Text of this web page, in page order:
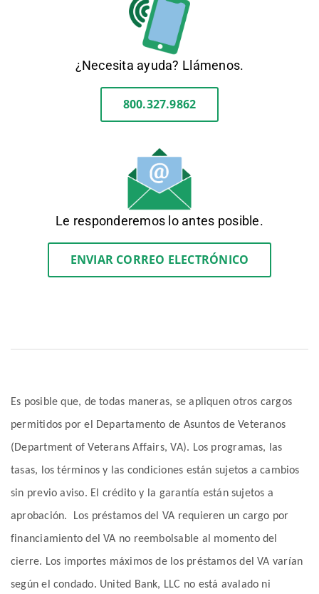
¿Necesita ayuda? Llámenos.
800.327.9862
Le responderemos lo antes posible.
ENVIAR CORREO ELECTRÓNICO
Es posible que, de todas maneras, se apliquen otros cargos
permitidos por el Departamento de Asuntos de Veteranos
(Department of Veterans Affairs, VA). Los programas, las
tasas, los términos y las condiciones están sujetos a cambios
sin previo aviso. El crédito y la garantía están sujetos a
aprobación. Los préstamos del VA requieren un cargo por
financiamiento del VA no reembolsable al momento del
cierre. Los importes máximos de los préstamos del VA varían
según el condado. United Bank, LLC no está avalado ni